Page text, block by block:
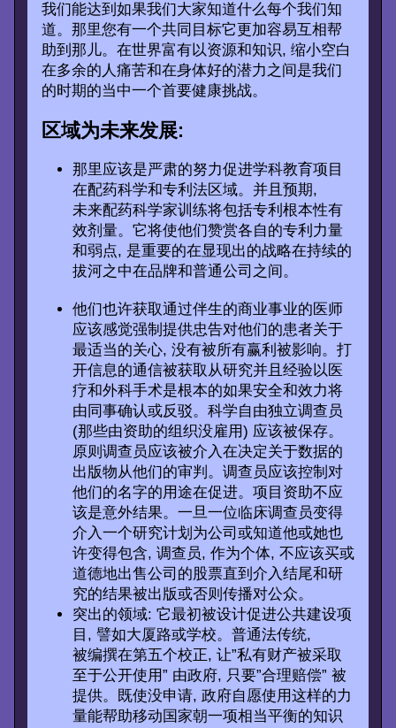
我们能达到如果我们大家知道什么每个我们知
道。那里您有一个共同目标它更加容易互相帮
助到那儿。在世界富有以资源和知识, 缩小空白
在多余的人痛苦和在身体好的潜力之间是我们
的时期的当中一个首要健康挑战。
区域为未来发展:
那里应该是严肃的努力促进学科教育项目
在配药科学和专利法区域。并且预期,
未来配药科学家训练将包括专利根本性有
效剂量。它将使他们赞赏各自的专利力量
和弱点, 是重要的在显现出的战略在持续的
拔河之中在品牌和普通公司之间。
他们也许获取通过伴生的商业事业的医师
应该感觉强制提供忠告对他们的患者关于
最适当的关心, 没有被所有赢利被影响。打
开信息的通信被获取从研究并且经验以医
疗和外科手术是根本的如果安全和效力将
由同事确认或反驳。科学自由独立调查员
(那些由资助的组织没雇用) 应该被保存。
原则调查员应该被介入在决定关于数据的
出版物从他们的审判。调查员应该控制对
他们的名字的用途在促进。项目资助不应
该是意外结果。一旦一位临床调查员变得
介入一个研究计划为公司或知道他或她也
许变得包含, 调查员, 作为个体, 不应该买或
道德地出售公司的股票直到介入结尾和研
究的结果被出版或否则传播对公众。
突出的领域: 它最初被设计促进公共建设项
目, 譬如大厦路或学校。普通法传统,
被编撰在第五个校正, 让”私有财产被采取
至于公开使用” 由政府, 只要”合理赔偿” 被
提供。既使没申请, 政府自愿使用这样的力
量能帮助移动国家朝一项相当平衡的知识